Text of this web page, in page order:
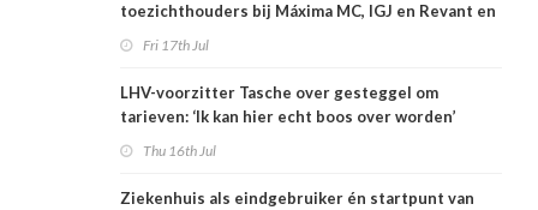
toezichthouders bij Máxima MC, IGJ en Revant en
Fri 17th Jul
LHV-voorzitter Tasche over gesteggel om
tarieven: ‘Ik kan hier echt boos over worden’
Thu 16th Jul
Ziekenhuis als eindgebruiker én startpunt van